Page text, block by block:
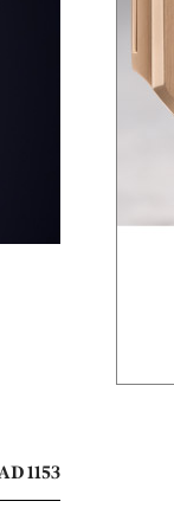
1153